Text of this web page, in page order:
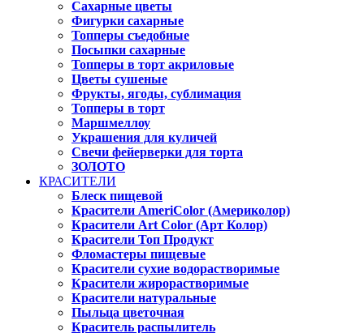
Сахарные цветы
Фигурки сахарные
Топперы съедобные
Посыпки сахарные
Топперы в торт акриловые
Цветы сушеные
Фрукты, ягоды, сублимация
Топперы в торт
Маршмеллоу
Украшения для куличей
Свечи фейерверки для торта
ЗОЛОТО
КРАСИТЕЛИ
Блеск пищевой
Красители AmeriColor (Америколор)
Красители Art Color (Арт Колор)
Красители Топ Продукт
Фломастеры пищевые
Красители сухие водорастворимые
Красители жирорастворимые
Красители натуральные
Пыльца цветочная
Краситель распылитель